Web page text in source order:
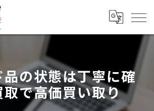
の状態は丁寧に確
取で高価買い取り